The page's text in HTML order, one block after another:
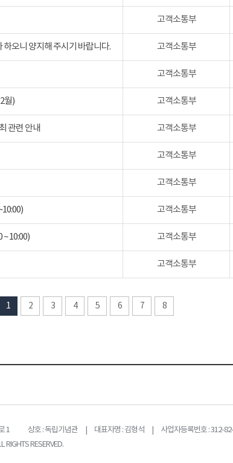
고객소통부
오니 양지해 주시기 바랍니다. 고객소통부
고객소통부
월) 고객소통부
관련 안내 고객소통부
고객소통부
고객소통부
고객소통부
10:00) 고객소통부
고객소통부
1 2 3 4 5 6 7 8
1
상호 : 독립기념관 | 대표자명 : 김형석 | 사업자등록번호 : 312-
RIGHTS RESERVED.